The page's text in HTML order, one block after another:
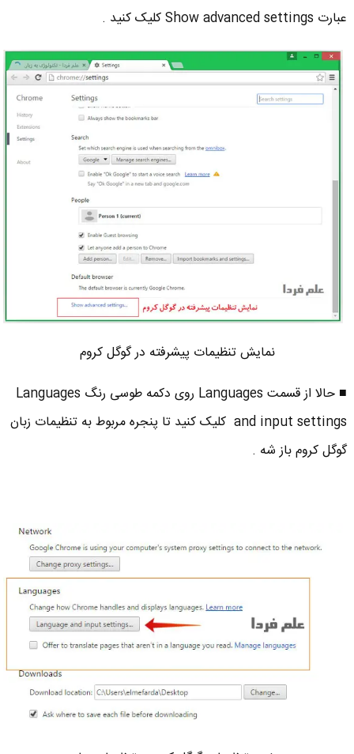
عبارت Show advanced settings کلیک کنید .
نمایش تنظیمات پیشرفته در گوگل کروم
■ حالا از قسمت Languages روی دکمه طوسی رنگ Languages
and input settings کلیک کنید تا پنجره مربوط به تنظیمات زبان
گوگل کروم باز شه .